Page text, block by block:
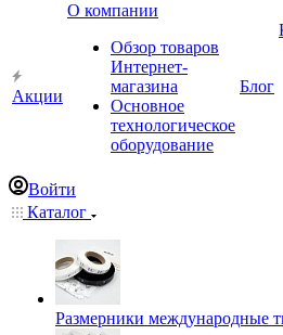
Акции
О компании
Обзор товаров
Интернет-
магазина
Основное
технологическое
оборудование
Блог
Войти
Каталог
Размерники международные